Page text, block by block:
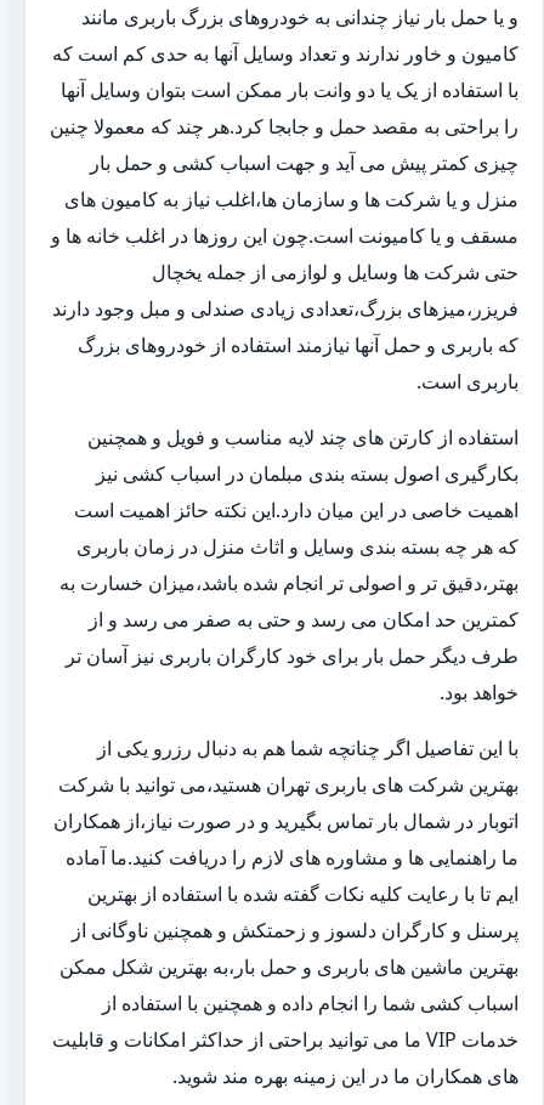
و یا حمل بار نیاز چندانی به خودروهای بزرگ باربری مانند
کامیون و خاور ندارند و تعداد وسایل آنها به حدی کم است که
با استفاده از یک یا دو وانت بار ممکن است بتوان وسایل آنها
را براحتی به مقصد حمل و جابجا کرد.هر چند که معمولا چنین
چیزی کمتر پیش می آید و جهت اسباب کشی و حمل بار
منزل و یا شرکت ها و سازمان ها،اغلب نیاز به کامیون های
مسقف و یا کامیونت است.چون این روزها در اغلب خانه ها و
حتی شرکت ها وسایل و لوازمی از جمله یخچال
فریزر،میزهای بزرگ،تعدادی زیادی صندلی و مبل وجود دارند
که باربری و حمل آنها نیازمند استفاده از خودروهای بزرگ
باربری است.
استفاده از کارتن های چند لایه مناسب و فویل و همچنین
بکارگیری اصول بسته بندی مبلمان در اسباب کشی نیز
اهمیت خاصی در این میان دارد.این نکته حائز اهمیت است
که هر چه بسته بندی وسایل و اثاث منزل در زمان باربری
بهتر،دقیق تر و اصولی تر انجام شده باشد،میزان خسارت به
کمترین حد امکان می رسد و حتی به صفر می رسد و از
طرف دیگر حمل بار برای خود کارگران باربری نیز آسان تر
خواهد بود.
با این تفاصیل اگر چنانچه شما هم به دنبال رزرو یکی از
بهترین شرکت های باربری تهران هستید،می توانید با شرکت
اتوبار در شمال بار تماس بگیرید و در صورت نیاز،از همکاران
ما راهنمایی ها و مشاوره های لازم را دریافت کنید.ما آماده
ایم تا با رعایت کلیه نکات گفته شده با استفاده از بهترین
پرسنل و کارگران دلسوز و زحمتکش و همچنین ناوگانی از
بهترین ماشین های باربری و حمل بار،به بهترین شکل ممکن
اسباب کشی شما را انجام داده و همچنین با استفاده از
خدمات VIP ما می توانید براحتی از حداکثر امکانات و قابلیت
های همکاران ما در این زمینه بهره مند شوید.